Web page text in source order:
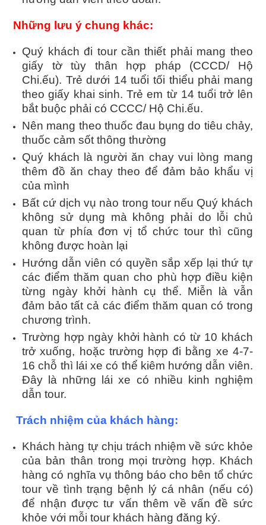
Những lưu ý chung khác:
Quý khách đi tour cần thiết phải mang theo
giấy tờ tùy thân hợp pháp (CCCD/ Hộ
Chi.ếu). Trẻ dưới 14 tuổi tối thiểu phải mang
theo giấy khai sinh. Trẻ em từ 14 tuổi trở lên
bắt buộc phải có CCCC/ Hộ Chi.ếu.
Nên mang theo thuốc đau bụng do tiêu chảy,
thuốc cảm sốt thông thường
Quý khách là người ăn chay vui lòng mang
thêm đồ ăn chay theo để đảm bảo khẩu vị
của mình
Bất cứ dịch vụ nào trong tour nếu Quý khách
không sử dụng mà không phải do lỗi chủ
quan từ phía đơn vị tổ chức tour thì cũng
không được hoàn lại
Hướng dẫn viên có quyền sắp xếp lại thứ tự
các điểm thăm quan cho phù hợp điều kiện
từng ngày khởi hành cụ thể. Miễn là vẫn
đảm bảo tất cả các điểm thăm quan có trong
chương trình.
Trường hợp ngày khởi hành có từ 10 khách
trở xuống, hoặc trường hợp đi bằng xe 4-7-
16 chỗ thì lái xe có thể kiêm hướng dẫn viên.
Đây là những lái xe có nhiều kinh nghiệm
dẫn tour.
Trách nhiệm của khách hàng:
Khách hàng tự chịu trách nhiệm về sức khỏe
của bản thân trong mọi trường hợp. Khách
hàng có nghĩa vụ thông báo cho bên tổ chức
tour về tình trạng bệnh lý cá nhân (nếu có)
để nhận được tư vấn thêm về vấn đề sức
khỏe với mỗi tour khách hàng đăng ký.